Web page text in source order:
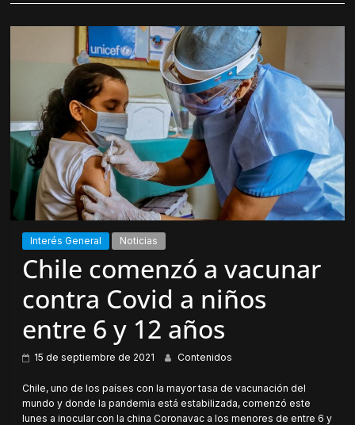
Interés General Noticias
Chile comenzó a vacunar
contra Covid a niños
entre 6 y 12 años
15 de septiembre de 2021 Contenidos
Chile, uno de los países con la mayor tasa de vacunación del
mundo y donde la pandemia está estabilizada, comenzó este
lunes a inocular con la china Coronavac a los menores de entre 6 y